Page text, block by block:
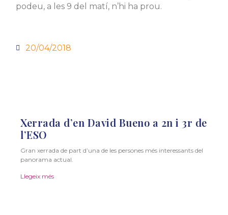
podeu, a les 9 del matí, n’hi ha prou.
20/04/2018
Xerrada d’en David Bueno a 2n i 3r de
l’ESO
Gran xerrada de part d’una de les persones més interessants del
panorama actual.
Llegeix més